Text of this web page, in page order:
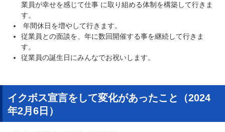
業員が幸せを感じて仕事 に取り組める体制を構築して行きま
す。
年間休日を増やして行きます。
従業員との面談を、年に数回開催する事を継続して行きま
す。
従業員の誕生日にみんなでお祝いします。
イクボス宣言をして変化があったこと（2024
年2月6日）